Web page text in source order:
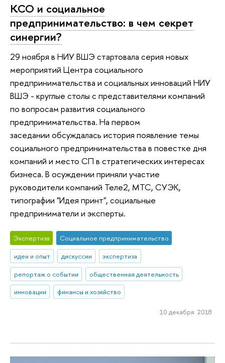
КСО и социальное
предпринимательство: в чем секрет
синергии?
29 ноября в НИУ ВШЭ стартовала серия новых
мероприятий Центра социального
предпринимательства и социальных инноваций НИУ
ВШЭ - круглые столы с представителями компаний
по вопросам развития социального
предпринимательства. На первом
заседании обсуждалась история появление темы
социального предпринимательства в повестке дня
компаний и место СП в стратегических интересах
бизнеса. В осуждении приняли участие
руководители компаний Теле2, МТС, СУЭК,
типографии "Идея принт", социальные
предприниматели и эксперты.
Экспертиза
Социальное предпринимательство
идеи и опыт
дискуссии
экспертиза
репортаж о событии
общественная деятельность
инновации
финансы и хозяйство
10 декабря 2018